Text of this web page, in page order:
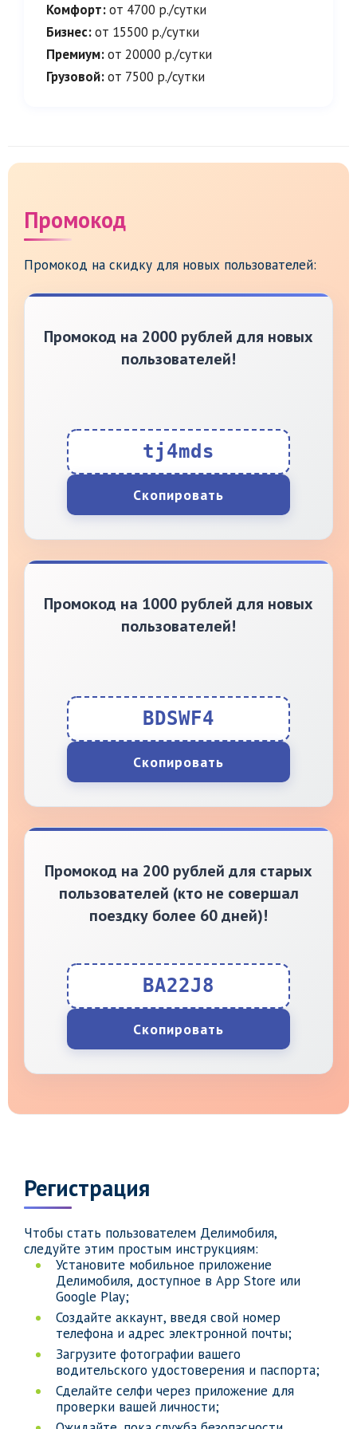
Комфорт:от 4700 р./сутки
Бизнес:от 15500 р./сутки
Премиум:от 20000 р./сутки
Грузовой:от 7500 р./сутки
Промокод
Промокод на скидку для новых пользователей:
Промокод на 2000 рублей для новых
пользователей!
tj4mds
Скопировать
Промокод на 1000 рублей для новых
пользователей!
BDSWF4
Скопировать
Промокод на 200 рублей для старых
пользователей (кто не совершал
поездку более 60 дней)!
BA22J8
Скопировать
Регистрация
Чтобы стать пользователем Делимобиля,
следуйте этим простым инструкциям:
Установите мобильное приложение
Делимобиля, доступное в App Store или
Google Play;
Создайте аккаунт, введя свой номер
телефона и адрес электронной почты;
Загрузите фотографии вашего
водительского удостоверения и паспорта;
Сделайте селфи через приложение для
проверки вашей личности;